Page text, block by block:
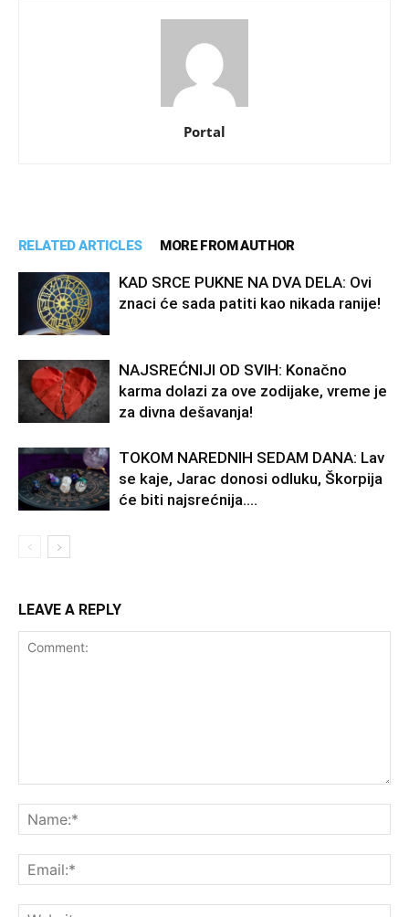
Portal
RELATED ARTICLES MORE FROM AUTHOR
KAD SRCE PUKNE NA DVA DELA: Ovi
znaci će sada patiti kao nikada ranije!
NAJSREĆNIJI OD SVIH: Konačno
karma dolazi za ove zodijake, vreme je
za divna dešavanja!
TOKOM NAREDNIH SEDAM DANA: Lav
se kaje, Jarac donosi odluku, Škorpija
će biti najsrećnija….
LEAVE A REPLY